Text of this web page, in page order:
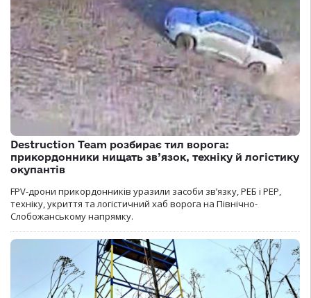
Destruction Team розбирає тил ворога:
прикордонники нищать зв’язок, техніку й логістику
окупантів
FPV-дрони прикордонників уразили засоби зв’язку, РЕБ і РЕР,
техніку, укриття та логістичний хаб ворога на Північно-
Слобожанському напрямку.